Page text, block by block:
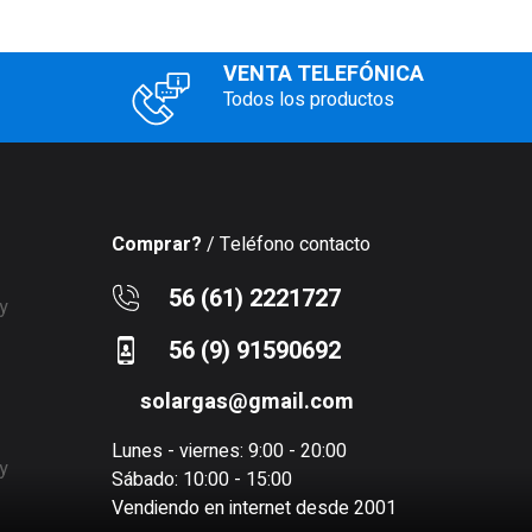
VENTA TELEFÓNICA
Todos los productos
Comprar? / Teléfono contacto
56 (61) 2221727
56 (9) 91590692
solargas@gmail.com
Lunes - viernes: 9:00 - 20:00
Sábado: 10:00 - 15:00
Vendiendo en internet desde 2001